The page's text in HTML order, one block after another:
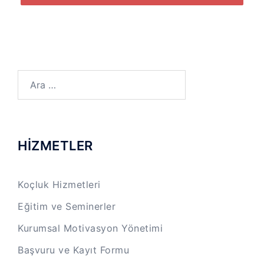
HİZMETLER
Koçluk Hizmetleri
Eğitim ve Seminerler
Kurumsal Motivasyon Yönetimi
Başvuru ve Kayıt Formu